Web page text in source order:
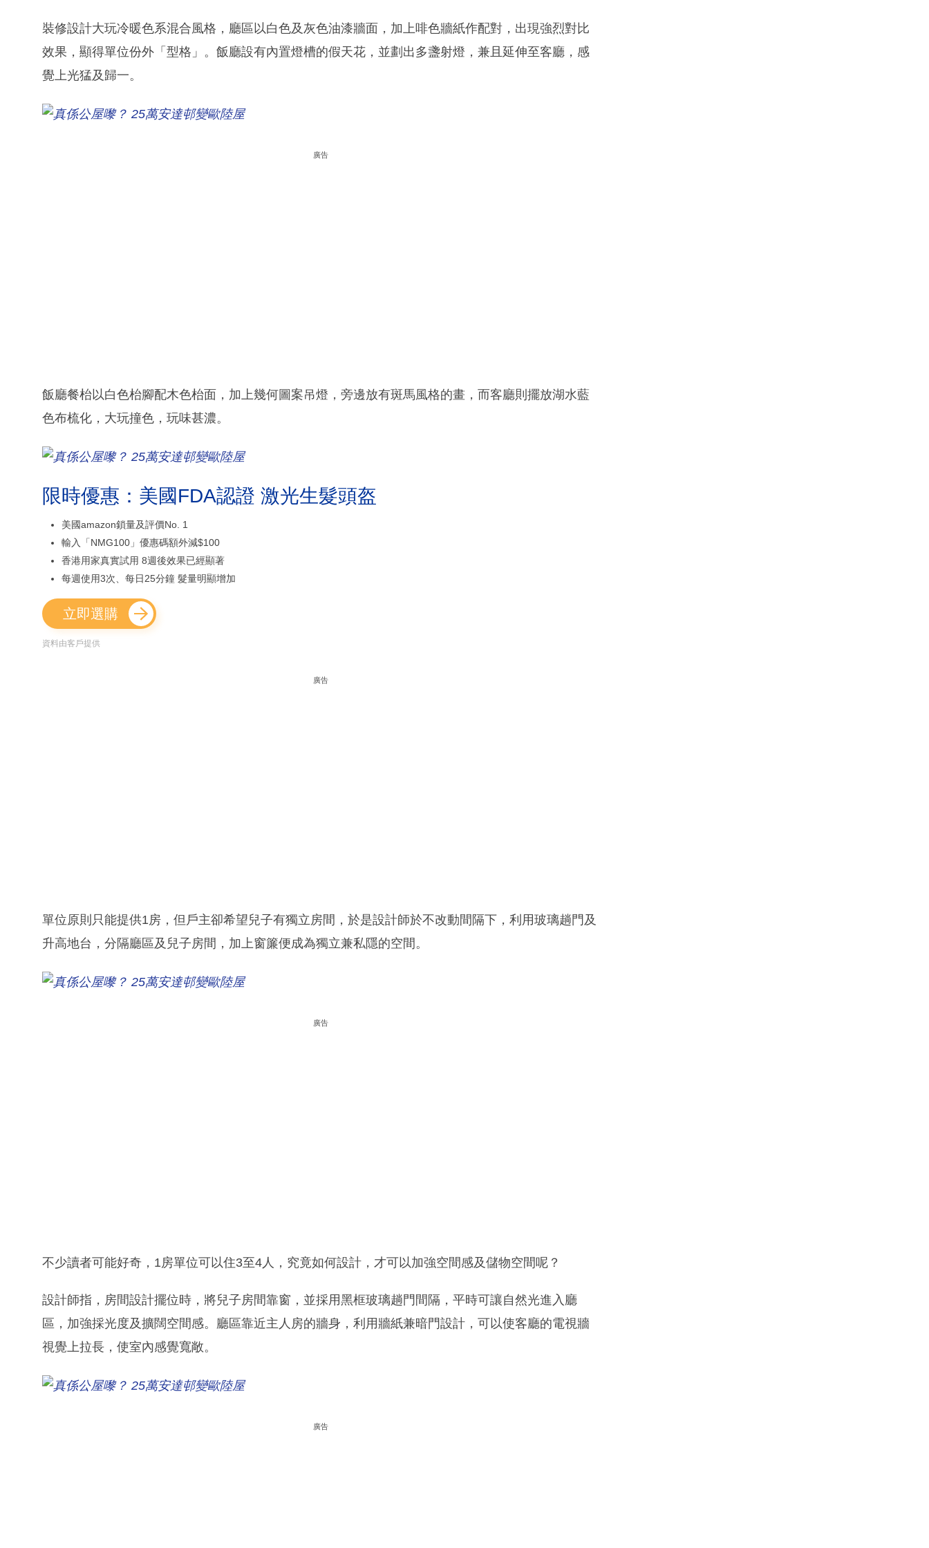
裝修設計大玩冷暖色系混合風格，廳區以白色及灰色油漆牆面，加上啡色牆紙作配對，出現強烈對比
效果，顯得單位份外「型格」。飯廳設有內置燈槽的假天花，並劃出多盞射燈，兼且延伸至客廳，感
覺上光猛及歸一。
廣告
飯廳餐枱以白色枱腳配木色枱面，加上幾何圖案吊燈，旁邊放有斑馬風格的畫，而客廳則擺放湖水藍
色布梳化，大玩撞色，玩味甚濃。
限時優惠：美國FDA認證 激光生髮頭盔
美國amazon鎖量及評價No. 1
輸入「NMG100」優惠碼額外減$100
香港用家真實試用 8週後效果已經顯著
每週使用3次、每日25分鐘 髮量明顯增加
立即選購
資料由客戶提供
廣告
單位原則只能提供1房，但戶主卻希望兒子有獨立房間，於是設計師於不改動間隔下，利用玻璃趟門及
升高地台，分隔廳區及兒子房間，加上窗簾便成為獨立兼私隱的空間。
廣告
不少讀者可能好奇，1房單位可以住3至4人，究竟如何設計，才可以加強空間感及儲物空間呢？
設計師指，房間設計擺位時，將兒子房間靠窗，並採用黑框玻璃趟門間隔，平時可讓自然光進入廳
區，加強採光度及擴闊空間感。廳區靠近主人房的牆身，利用牆紙兼暗門設計，可以使客廳的電視牆
視覺上拉長，使室內感覺寬敞。
廣告